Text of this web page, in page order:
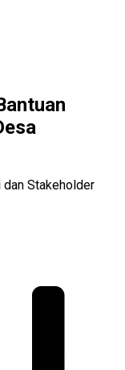
dan Stakeholder